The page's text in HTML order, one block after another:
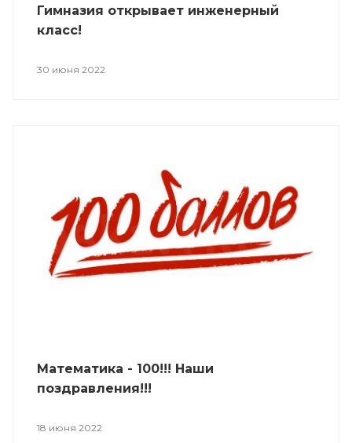
Гимназия открывает инженерный
класс!
30 июня 2022
Математика - 100!!! Наши
поздравления!!!
18 июня 2022